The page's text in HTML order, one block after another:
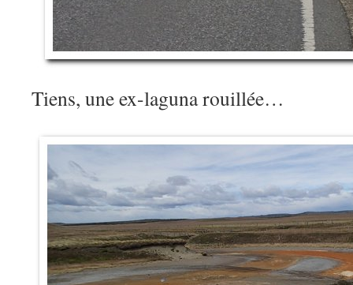
Tiens, une ex-laguna rouillée…